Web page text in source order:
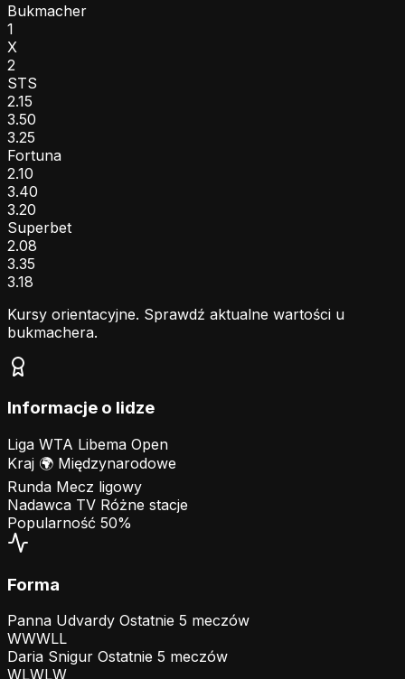
Bukmacher
1
X
2
STS
2.15
3.50
3.25
Fortuna
2.10
3.40
3.20
Superbet
2.08
3.35
3.18
Kursy orientacyjne. Sprawdź aktualne wartości u
bukmachera.
Informacje o lidze
Liga WTA Libema Open
Kraj 🌍 Międzynarodowe
Runda Mecz ligowy
Nadawca TV Różne stacje
Popularność 50%
Forma
Panna Udvardy Ostatnie 5 meczów
WWWLL
Daria Snigur Ostatnie 5 meczów
WLWLW